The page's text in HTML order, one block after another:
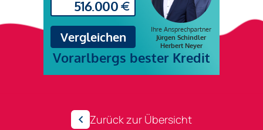
Zurück zur Übersicht